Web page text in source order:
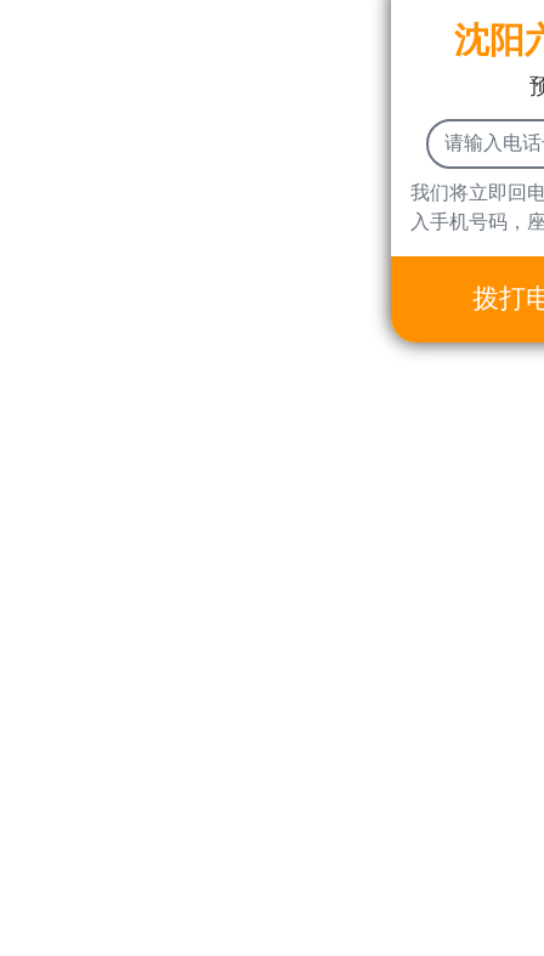
沈阳
我们将立即回
入手机号码，
拨打